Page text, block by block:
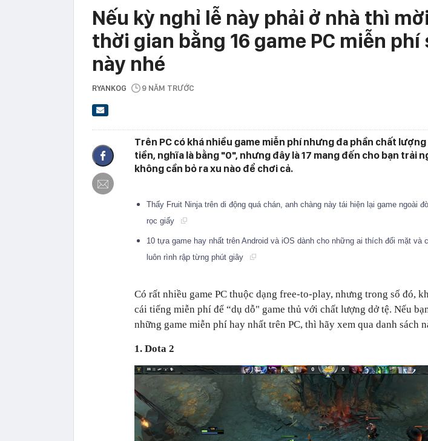
Nếu kỳ nghỉ lễ này phải ở nhà thì
thời gian bằng 16 game PC miễn phí
này nhé
RYANKOG 9 NĂM TRƯỚC
Trên PC có khá nhiều game miễn phí nhưng đa phần chất
tiền, nghĩa là bằng "0", nhưng đây là 17 mang đến cho bạn trải
không cần bỏ ra xu nào để chơi cả.
Thấy Fruit Ninja trên di động quá chán, anh chàng này tái hiện lại game ngoài
rọc giấy
10 tựa game hay nhất trên Android và iOS dành cho những ai thích đối mặt và
luôn rình rập từng phút giây
Có rất nhiều game PC thuộc dạng free-to-play, nhưng trong số đó,
cái tiếng miễn phí để “dụ dỗ" game thủ với chất lượng dở tệ. Nếu
những game miễn phí hay nhất trên PC, thì hãy xem qua danh sách
1. Dota 2